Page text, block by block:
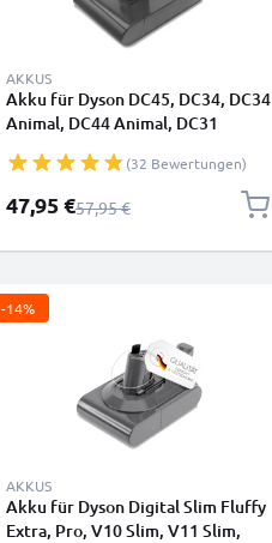
AKKUS
Akku für Dyson DC45, DC34, DC34
Animal, DC44 Animal, DC31
DC56 2500mAh von CELLONIC -
Batterie mit Schraube
(32 Bewertungen)
Sonderpreis
47,95 €Regulärer Preis
57,95 €
-14%
AKKUS
Akku für Dyson Digital Slim Fluffy
Extra, Pro, V10 Slim, V11 Slim,